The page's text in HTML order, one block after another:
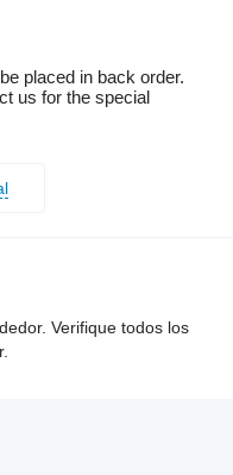
placed in back order.
us for the special
Verifique todos los